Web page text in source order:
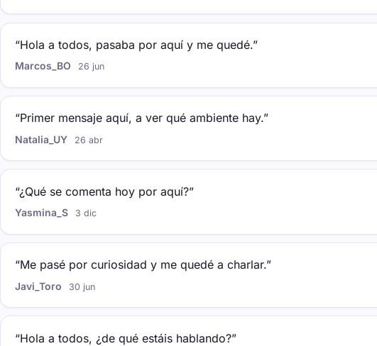
“Hola a todos, pasaba por aquí y me quedé.”
Marcos_BO 26 jun
“Primer mensaje aquí, a ver qué ambiente hay.”
Natalia_UY 26 abr
“¿Qué se comenta hoy por aquí?”
Yasmina_S 3 dic
“Me pasé por curiosidad y me quedé a charlar.”
Javi_Toro 30 jun
“Hola a todos, ¿de qué estáis hablando?”